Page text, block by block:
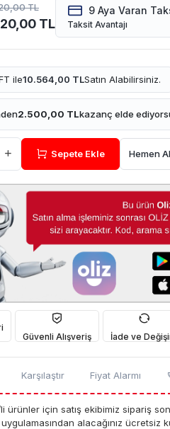
TL
TL
9 Aya Varan
Taksit Avantajı
ile10.564,00 TLSatın Alabilirsiniz.
2.500,00 TLkazanç elde
Sepete Ekle Hemen Al
Güvenli Alışveriş
İade ve
Karşılaştır Fiyat Alarmı
ürünler için satış ekibimiz sipariş
alacağınız ücretsiz